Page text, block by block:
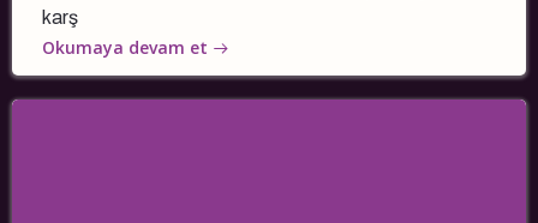
karş
Okumaya devam et